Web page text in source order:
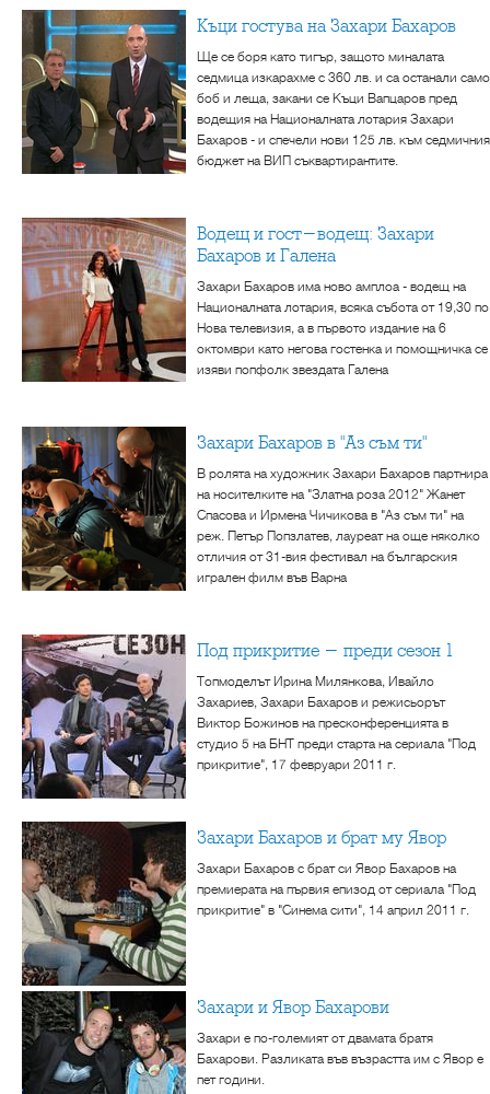
Къци гостува на Захари Бахаров
Ще се боря като тигър, защото миналата
седмица изкарахме с 360 лв. и са останали само
боб и леща, закани се Къци Вапцаров пред
водещия на Националната лотария Захари
Бахаров - и спечели нови 125 лв. към седмичния
бюджет на ВИП съквартирантите.
Водещ и гост-водещ: Захари
Бахаров и Галена
Захари Бахаров има ново амплоа - водещ на
Националната лотария, всяка събота от 19,30 по
Нова телевизия, а в първото издание на 6
октомври като негова гостенка и помощничка се
изяви попфолк звездата Галена
Захари Бахаров в "Аз съм ти"
В ролята на художник Захари Бахаров партнира
на носителките на "Златна роза 2012" Жанет
Спасова и Ирмена Чичикова в "Аз съм ти" на
реж. Петър Попзлатев, лауреат на още няколко
отличия от 31-вия фестивал на българския
игрален филм във Варна
Под прикритие - преди сезон 1
Топмоделът Ирина Милянкова, Ивайло
Захариев, Захари Бахаров и режисьорът
Виктор Божинов на пресконференцията в
студио 5 на БНТ преди старта на сериала "Под
прикритие", 17 февруари 2011 г.
Захари Бахаров и брат му Явор
Захари Бахаров с брат си Явор Бахаров на
премиерата на първия епизод от сериала "Под
прикритие" в "Синема сити", 14 април 2011 г.
Захари и Явор Бахарови
Захари е по-големият от двамата братя
Бахарови. Разликата във възрастта им с Явор е
пет години.